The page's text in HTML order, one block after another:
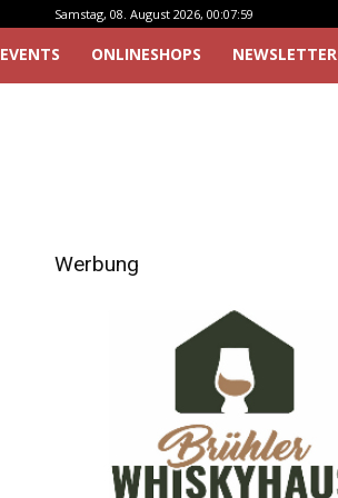
Samstag, 08. August 2026, 00:07:59
EVENTS ONLINESHOPS NEWSLETTER
Werbung